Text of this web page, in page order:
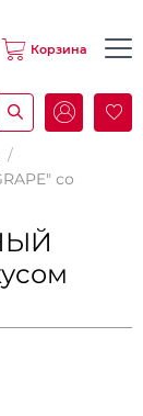
Корзина
/
со